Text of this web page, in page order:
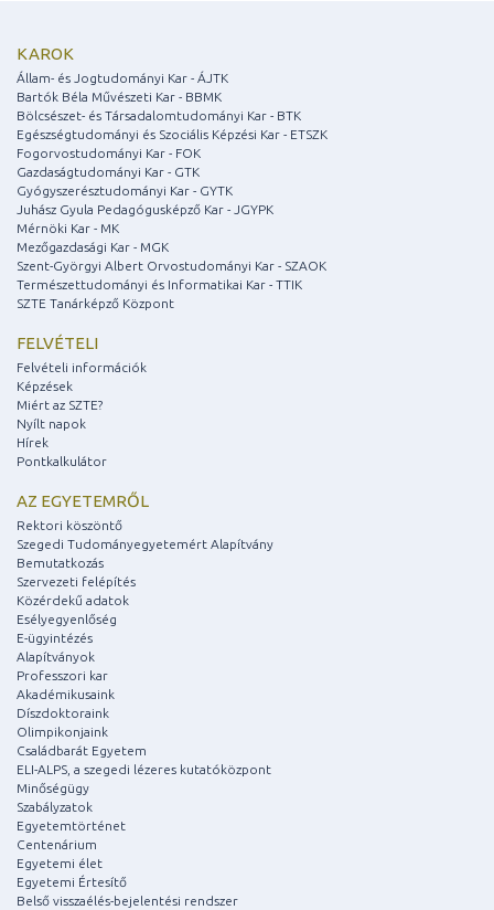
KAROK
Állam- és Jogtudományi Kar - ÁJTK
Bartók Béla Művészeti Kar - BBMK
Bölcsészet- és Társadalomtudományi Kar - BTK
Egészségtudományi és Szociális Képzési Kar - ETSZK
Fogorvostudományi Kar - FOK
Gazdaságtudományi Kar - GTK
Gyógyszerésztudományi Kar - GYTK
Juhász Gyula Pedagógusképző Kar - JGYPK
Mérnöki Kar - MK
Mezőgazdasági Kar - MGK
Szent-Györgyi Albert Orvostudományi Kar - SZAOK
Természettudományi és Informatikai Kar - TTIK
SZTE Tanárképző Központ
FELVÉTELI
Felvételi információk
Képzések
Miért az SZTE?
Nyílt napok
Hírek
Pontkalkulátor
AZ EGYETEMRŐL
Rektori köszöntő
Szegedi Tudományegyetemért Alapítvány
Bemutatkozás
Szervezeti felépítés
Közérdekű adatok
Esélyegyenlőség
E-ügyintézés
Alapítványok
Professzori kar
Akadémikusaink
Díszdoktoraink
Olimpikonjaink
Családbarát Egyetem
ELI-ALPS, a szegedi lézeres kutatóközpont
Minőségügy
Szabályzatok
Egyetemtörténet
Centenárium
Egyetemi élet
Egyetemi Értesítő
Belső visszaélés-bejelentési rendszer